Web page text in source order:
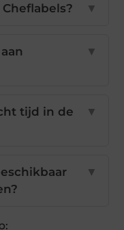
▼
▼
tijd in de
▼
▼